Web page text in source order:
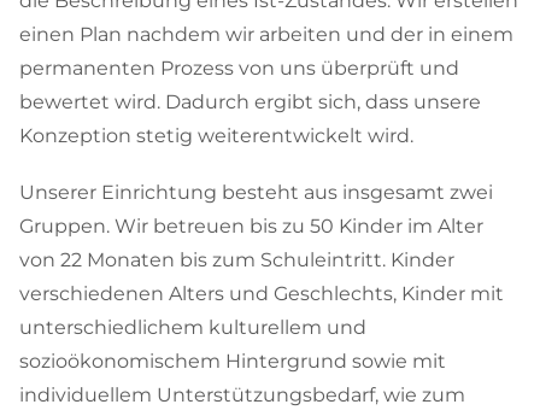
einen Plan nachdem wir arbeiten und der in einem
permanenten Prozess von uns überprüft und
bewertet wird. Dadurch ergibt sich, dass unsere
Konzeption stetig weiterentwickelt wird.
Unserer Einrichtung besteht aus insgesamt zwei
Gruppen. Wir betreuen bis zu 50 Kinder im Alter
von 22 Monaten bis zum Schuleintritt. Kinder
verschiedenen Alters und Geschlechts, Kinder mit
unterschiedlichem kulturellem und
sozioökonomischem Hintergrund sowie mit
individuellem Unterstützungsbedarf, wie zum